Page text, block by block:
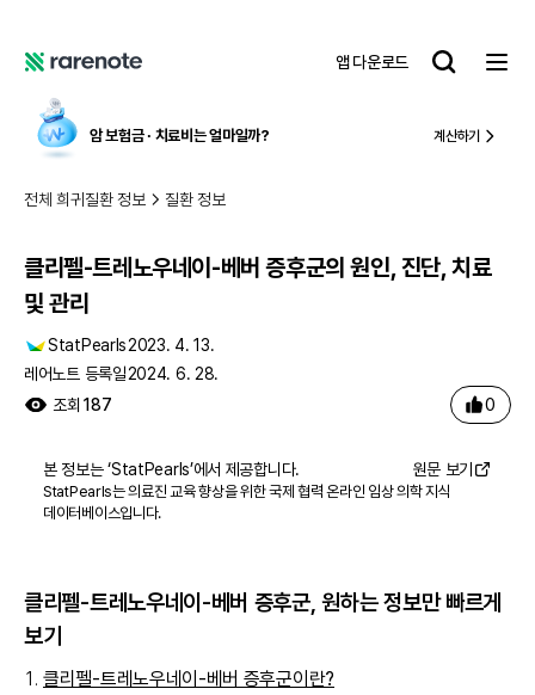
노
앱 다운로드
레
트
암 보험금 ∙ 치료비 는 얼마일까? 계산하기
전체 희귀질환 정보 질환 정보
클리펠-트레노우네이-베버 증후군의 원인, 진단, 치료
및 관리
StatPearls2023. 4. 13.
레어노트 등록일2024. 6. 28.
조회 187 0
본 정보는 ‘StatPearls’에서 제공합니다. 원문 보기
StatPearls는 의료진 교육 향상을 위한 국제 협력 온라인 임상 의학 지식
데이터베이스입니다.
클리펠-트레노우네이-베버 증후군, 원하는 정보만 빠르게
보기
클리펠-트레노우네이-베버 증후군이란?